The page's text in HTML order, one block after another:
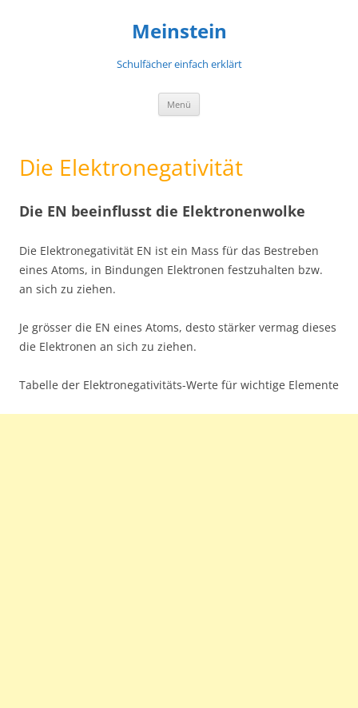
Meinstein
Schulfächer einfach erklärt
Menü
Die Elektronegativität
Die EN beeinflusst die Elektronenwolke
Die Elektronegativität EN ist ein Mass für das Bestreben
eines Atoms, in Bindungen Elektronen festzuhalten bzw.
an sich zu ziehen.
Je grösser die EN eines Atoms, desto stärker vermag dieses
die Elektronen an sich zu ziehen.
Tabelle der Elektronegativitäts-Werte für wichtige Elemente